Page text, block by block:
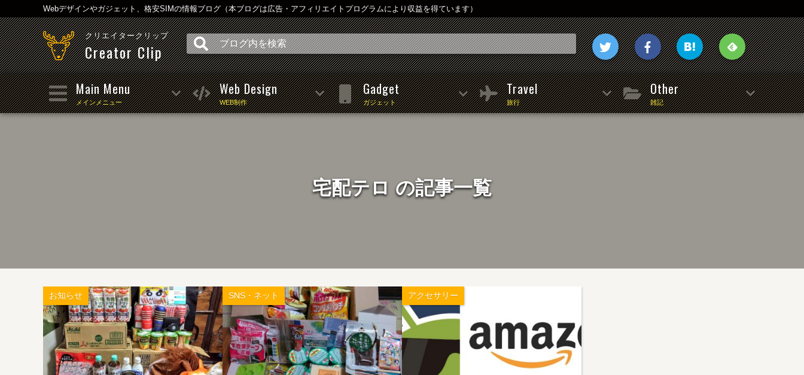
Webデザインやガジェット、格安SIMの情報ブログ（本ブログは広告・アフィリエイトプログラムにより収益を得ています）
クリエイタークリップ
Creator Clip
Main Menu
メインメニュー
Web Design
WEB制作
Gadget
ガジェット
Travel
旅行
Other
雑記
宅配テロ の記事一覧
お知らせ SNS・ネット アクセサリー